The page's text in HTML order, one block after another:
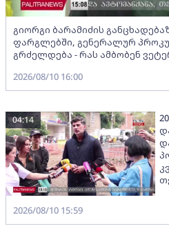
გიორგი ბარამიძის
ფარგლებში, გენერალურ
გრძელდება - რას ამბობენ
2026/08/10 16:00
04:14
2026/08/10 15:59